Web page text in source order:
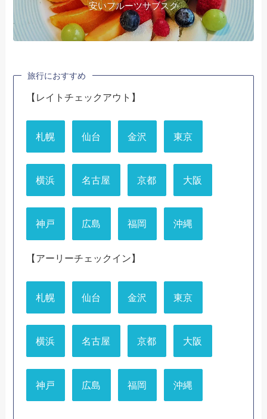
安いフルーツサブスク
旅行におすすめ
【レイトチェックアウト】
札幌 仙台 金沢 東京
横浜 名古屋 京都 大阪
神戸 広島 福岡 沖縄
【アーリーチェックイン】
札幌 仙台 金沢 東京
横浜 名古屋 京都 大阪
神戸 広島 福岡 沖縄